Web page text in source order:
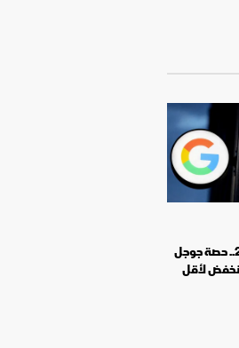
لأول مرة منذ 2015.. حصة جوجل
لأقل